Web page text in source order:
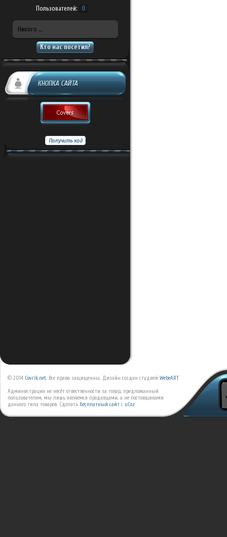
Пользователей: 0
Никого ...
Кто нас посетил?
КНОПКА САЙТА
© 2014 Covrik.net. Все права защищенны. Дизайн создан студией WebeART
Администрация не несёт отвественности за товар, предложанный
пользователям, мы лишь являемся продавцами, а не постовщиками
данного типа товаров. Сделать бесплатный сайт с uCoz